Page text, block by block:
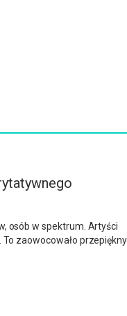
osób w spektrum. Artyści
zaowocowało